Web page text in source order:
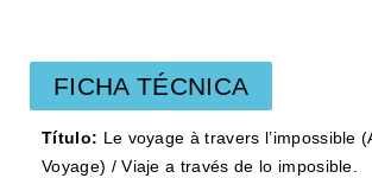
FICHA TÉCNICA
Título: Le voyage à travers l’impossible
Voyage) / Viaje a través de lo imposible.